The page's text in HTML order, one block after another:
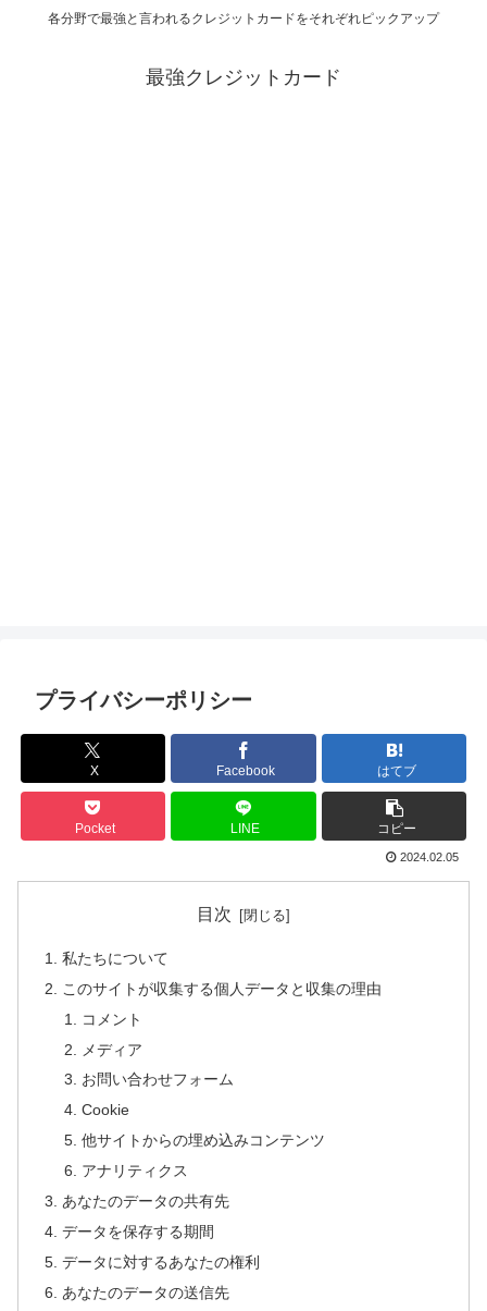
各分野で最強と言われるクレジットカードをそれぞれピックアップ
最強クレジットカード
プライバシーポリシー
X Facebook はてブ
Pocket LINE コピー
2024.02.05
目次
私たちについて
このサイトが収集する個人データと収集の理由
コメント
メディア
お問い合わせフォーム
Cookie
他サイトからの埋め込みコンテンツ
アナリティクス
あなたのデータの共有先
データを保存する期間
データに対するあなたの権利
あなたのデータの送信先